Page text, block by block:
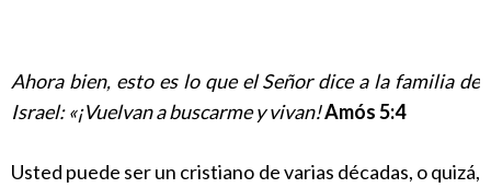
Ahora bien, esto es lo que el Señor dice a la familia de
Israel: «¡Vuelvan a buscarme y vivan!Amós 5:4
Usted puede ser un cristiano de varias décadas, o quizá,